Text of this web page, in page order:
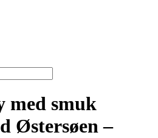
med smuk
Østersøen –